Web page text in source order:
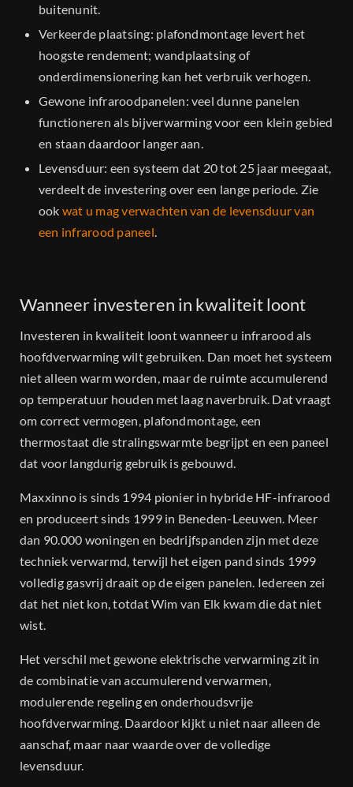
buitenunit.
Verkeerde plaatsing: plafondmontage levert het
hoogste rendement; wandplaatsing of
onderdimensionering kan het verbruik verhogen.
Gewone infraroodpanelen: veel dunne panelen
functioneren als bijverwarming voor een klein gebied
en staan daardoor langer aan.
Levensduur: een systeem dat 20 tot 25 jaar meegaat,
verdeelt de investering over een lange periode. Zie
ook wat u mag verwachten van de levensduur van
een infrarood paneel
Wanneer investeren in kwaliteit loont
Investeren in kwaliteit loont wanneer u infrarood als
hoofdverwarming wilt gebruiken. Dan moet het systeem
niet alleen warm worden, maar de ruimte accumulerend
op temperatuur houden met laag naverbruik. Dat vraagt
om correct vermogen, plafondmontage, een
thermostaat die stralingswarmte begrijpt en een paneel
dat voor langdurig gebruik is gebouwd.
Maxxinno is sinds 1994 pionier in hybride HF-infrarood
en produceert sinds 1999 in Beneden-Leeuwen. Meer
dan 90.000 woningen en bedrijfspanden zijn met deze
techniek verwarmd, terwijl het eigen pand sinds 1999
volledig gasvrij draait op de eigen panelen. Iedereen zei
dat het niet kon, totdat Wim van Elk kwam die dat niet
wist.
Het verschil met gewone elektrische verwarming zit in
de combinatie van accumulerend verwarmen,
modulerende regeling en onderhoudsvrije
hoofdverwarming. Daardoor kijkt u niet naar alleen de
aanschaf, maar naar waarde over de volledige
levensduur.